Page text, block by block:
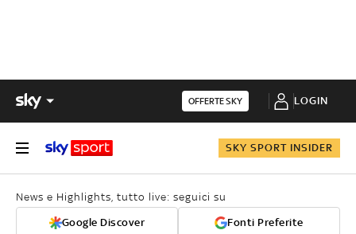
OFFERTE SKY LOGIN
SKY SPORT INSIDER
News e Highlights, tutto live: seguici su
Google Discover Fonti Preferite